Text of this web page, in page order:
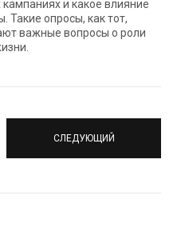
и какое влияние
Такие опросы, как тот,
важные вопросы о роли
СЛЕДУЮЩИЙ